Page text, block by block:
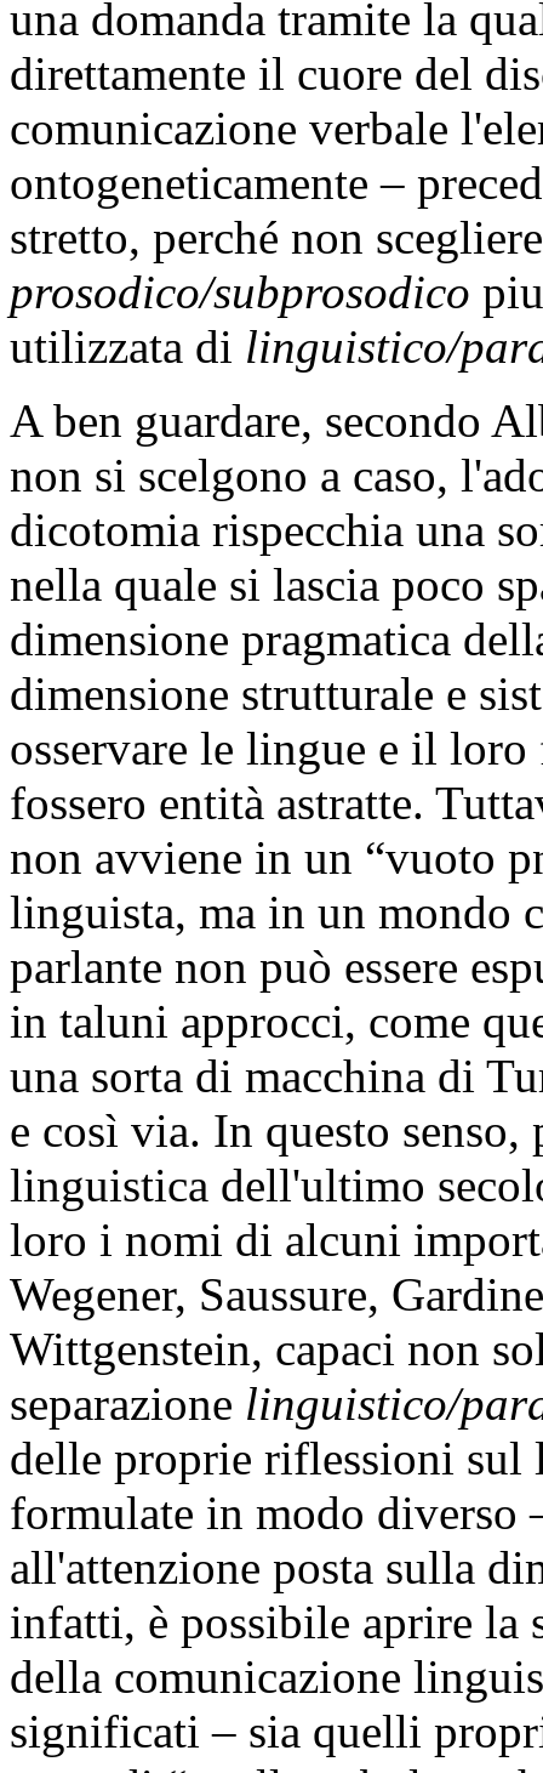
una domanda tramite la
direttamente il cuore del
comunicazione verbale
ontogeneticamente –
stretto, perché non
prosodico/subprosodico
utilizzata di linguistico/
A ben guardare, secondo
non si scelgono a caso,
dicotomia rispecchia una
nella quale si lascia poco
dimensione pragmatica
dimensione strutturale e
osservare le lingue e il loro
fossero entità astratte.
non avviene in un “vuoto
linguista, ma in un mondo
parlante non può essere
in taluni approcci, come
una sorta di macchina di
e così via. In questo
linguistica dell'ultimo
loro i nomi di alcuni
Wegener, Saussure,
Wittgenstein, capaci non
separazione linguistico/
delle proprie riflessioni sul
formulate in modo diverso
all'attenzione posta sulla
infatti, è possibile aprire la
della comunicazione
significati – sia quelli